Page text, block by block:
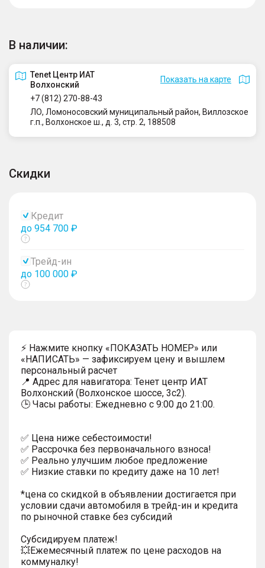
В наличии:
Tenet Центр ИАТ
Волхонский
Показать на карте
+7 (812) 270-88-43
ЛО, Ломоносовский муниципальный район, Виллозское
г.п., Волхонское ш., д. 3, стр. 2, 188508
Скидки
Кредит
до 954 700 ₽
Показать
Трейд-ин
до 100 000 ₽
Показать
⚡ Нажмите кнопку «ПОКАЗАТЬ НОМЕР» или
«НАПИСАТЬ» — зафиксируем цену и вышлем
персональный расчет
📍 Адрес для навигатора: Тенет центр ИАТ
Волхонский (Волхонское шоссе, 3с2).
🕒 Часы работы: Ежедневно с 9:00 до 21:00.
✅ Цена ниже себестоимости!
✅ Рассрочка без первоначального взноса!
✅ Реально улучшим любое предложение
✅ Низкие ставки по кредиту даже на 10 лет!
*цена со скидкой в объявлении достигается при
условии сдачи автомобиля в трейд-ин и кредита
по рыночной ставке без субсидий
Субсидируем платеж!
💥Ежемесячный платеж по цене расходов на
коммуналку!